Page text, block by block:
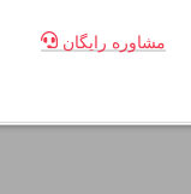
مشاوره رایگان